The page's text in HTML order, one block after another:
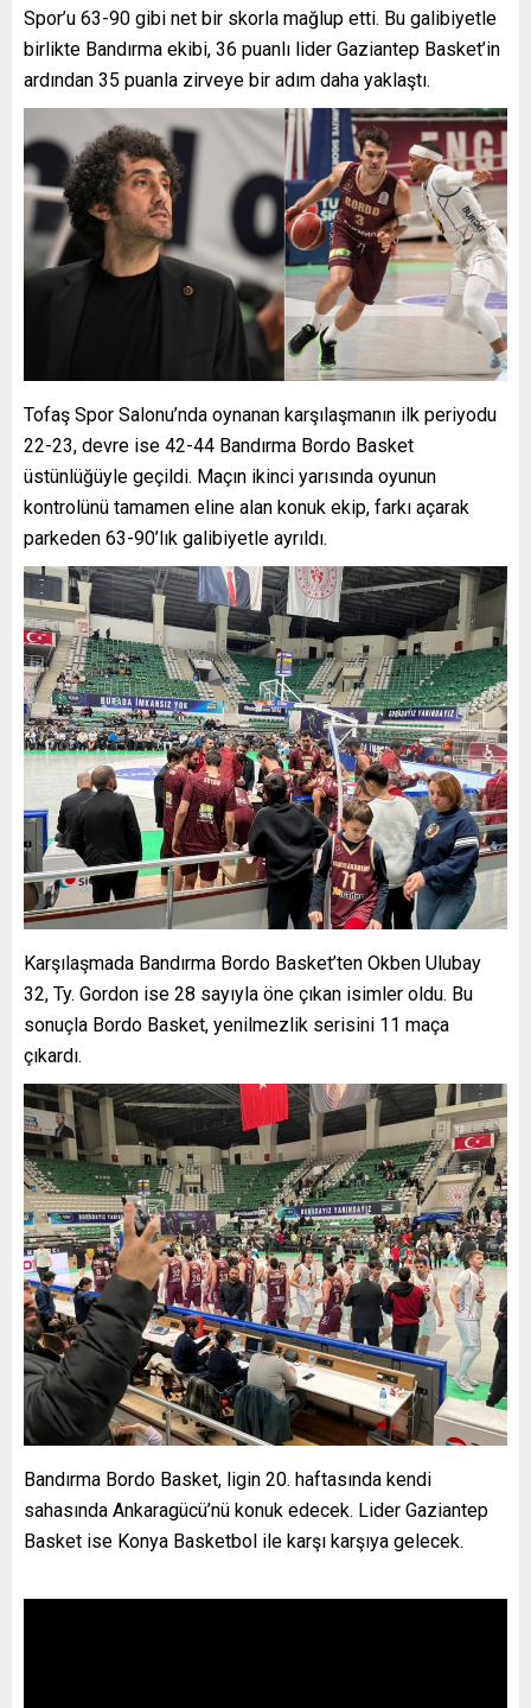
Spor’u 63-90 gibi net bir skorla mağlup etti. Bu galibiyetle
birlikte Bandırma ekibi, 36 puanlı lider Gaziantep Basket’in
ardından 35 puanla zirveye bir adım daha yaklaştı.
Tofaş Spor Salonu’nda oynanan karşılaşmanın ilk periyodu
22-23, devre ise 42-44 Bandırma Bordo Basket
üstünlüğüyle geçildi. Maçın ikinci yarısında oyunun
kontrolünü tamamen eline alan konuk ekip, farkı açarak
parkeden 63-90’lık galibiyetle ayrıldı.
Karşılaşmada Bandırma Bordo Basket’ten Okben Ulubay
32, Ty. Gordon ise 28 sayıyla öne çıkan isimler oldu. Bu
sonuçla Bordo Basket, yenilmezlik serisini 11 maça
çıkardı.
Bandırma Bordo Basket, ligin 20. haftasında kendi
sahasında Ankaragücü’nü konuk edecek. Lider Gaziantep
Basket ise Konya Basketbol ile karşı karşıya gelecek.